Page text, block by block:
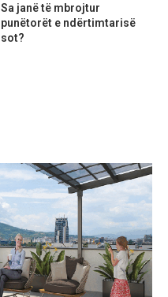
Sa janë të mbrojtur
punëtorët e ndërtimtarisë
sot?